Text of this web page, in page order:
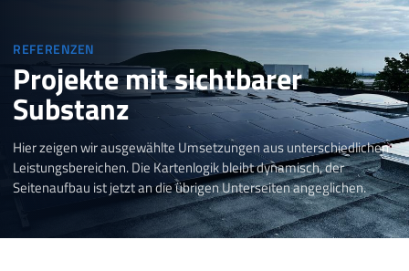
REFERENZEN
Projekte mit sichtbarer
Substanz
Hier zeigen wir ausgewählte Umsetzungen aus unterschiedlichen
Leistungsbereichen. Die Kartenlogik bleibt dynamisch, der
Seitenaufbau ist jetzt an die übrigen Unterseiten angeglichen.